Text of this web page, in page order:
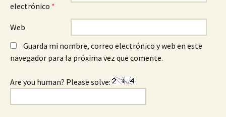
electrónico *
Web
Guarda mi nombre, correo electrónico y web en este
navegador para la próxima vez que comente.
Are you human? Please solve: